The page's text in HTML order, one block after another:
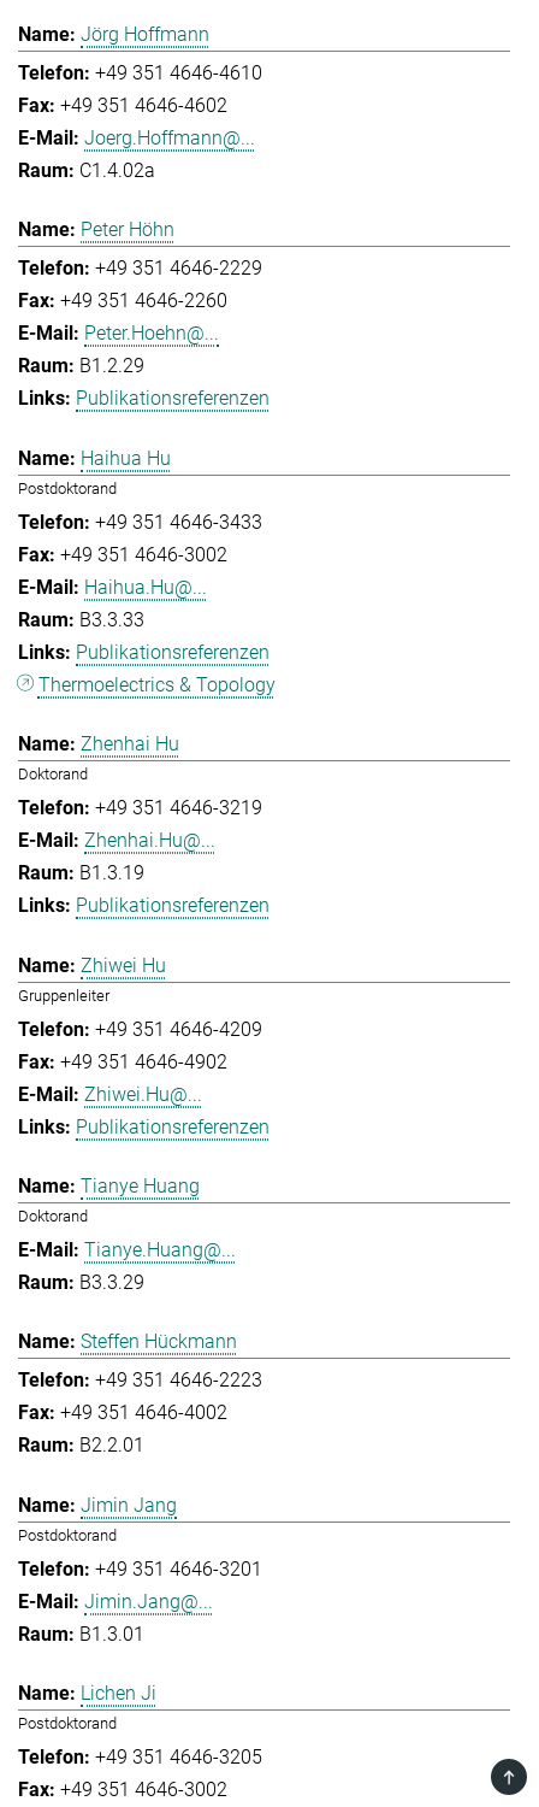
Jörg Hoffmann
+49 351 4646-4610
+49 351 4646-4602
Joerg.Hoffmann@...
C1.4.02a
Peter Höhn
+49 351 4646-2229
+49 351 4646-2260
Peter.Hoehn@...
B1.2.29
Publikationsreferenzen
Haihua Hu
Postdoktorand
+49 351 4646-3433
+49 351 4646-3002
Haihua.Hu@...
B3.3.33
Publikationsreferenzen
Thermoelectrics & Topology
Zhenhai Hu
Doktorand
+49 351 4646-3219
Zhenhai.Hu@...
B1.3.19
Publikationsreferenzen
Zhiwei Hu
Gruppenleiter
+49 351 4646-4209
+49 351 4646-4902
Zhiwei.Hu@...
Publikationsreferenzen
Tianye Huang
Doktorand
Tianye.Huang@...
B3.3.29
Steffen Hückmann
+49 351 4646-2223
+49 351 4646-4002
B2.2.01
Jimin Jang
Postdoktorand
+49 351 4646-3201
Jimin.Jang@...
B1.3.01
Lichen Ji
Postdoktorand
+49 351 4646-3205
+49 351 4646-3002
TOP